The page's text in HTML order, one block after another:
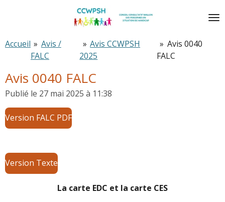
principal
Accueil » Avis /
FALC
» Avis CCWPSH
2025
» Avis 0040
FALC
Avis 0040 FALC
Publié le 27 mai 2025 à 11:38
Version FALC PDF
Version Texte
La carte EDC et la carte CES